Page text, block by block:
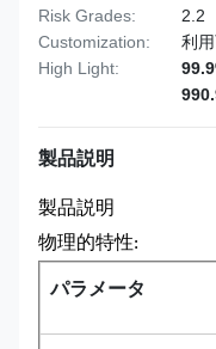
Risk Grades:
2.2
Customization:
利
High Light:
製品説明
製品説明
物理的特性:
パラメータ